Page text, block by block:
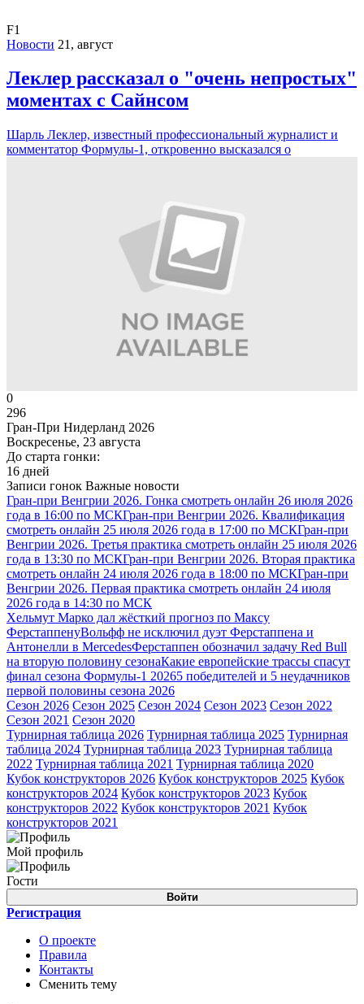
F1
Новости 21, август
Леклер рассказал о "очень непростых"
моментах с Сайнсом
Шарль Леклер, известный профессиональный журналист и
комментатор Формулы-1, откровенно высказался о
0
296
Гран-При Нидерланд 2026
Воскресенье, 23 августа
До старта гонки:
16 дней
Записи гонок Важные новости
Гран-при Венгрии 2026. Гонка смотреть онлайн 26 июля 2026
года в 16:00 по МСКГран-при Венгрии 2026. Квалификация
смотреть онлайн 25 июля 2026 года в 17:00 по МСКГран-при
Венгрии 2026. Третья практика смотреть онлайн 25 июля 2026
года в 13:30 по МСКГран-при Венгрии 2026. Вторая практика
смотреть онлайн 24 июля 2026 года в 18:00 по МСКГран-при
Венгрии 2026. Первая практика смотреть онлайн 24 июля
2026 года в 14:30 по МСК
Хельмут Марко дал жёсткий прогноз по Максу
ФерстаппенуВольфф не исключил дуэт Ферстаппена и
Антонелли в MercedesФерстаппен обозначил задачу Red Bull
на вторую половину сезонаКакие европейские трассы спасут
финал сезона Формулы-1 20265 победителей и 5 неудачников
первой половины сезона 2026
Сезон 2026 Сезон 2025 Сезон 2024 Сезон 2023 Сезон 2022
Сезон 2021 Сезон 2020
Турнирная таблица 2026 Турнирная таблица 2025 Турнирная
таблица 2024 Турнирная таблица 2023 Турнирная таблица
2022 Турнирная таблица 2021 Турнирная таблица 2020
Кубок конструкторов 2026 Кубок конструкторов 2025 Кубок
конструкторов 2024 Кубок конструкторов 2023 Кубок
конструкторов 2022 Кубок конструкторов 2021 Кубок
конструкторов 2021
Мой профиль
Гости
Войти
Регистрация
О проекте
Правила
Контакты
Сменить тему